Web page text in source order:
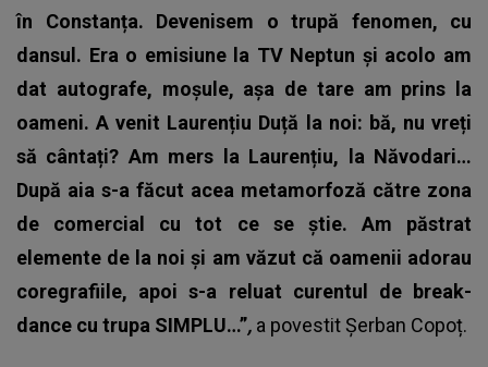
în Constanța. Devenisem o trupă fenomen, cu
dansul. Era o emisiune la TV Neptun și acolo am
dat autografe, moșule, așa de tare am prins la
oameni.A venit Laurențiu Duță la noi: bă, nu vreți
să cântați? Am mers la Laurențiu, la Năvodari…
După aia s-a făcut acea metamorfoză către zona
de comercial cu tot ce se știe. Am păstrat
elemente de la noi și am văzut că oamenii adorau
coregrafiile, apoi s-a reluat curentul de break-
dance cu trupa SIMPLU…”, a povestit Șerban Copoț.